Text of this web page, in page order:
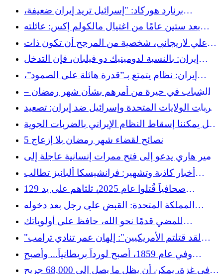
برنارد هوركاد: "إسرائيل تريد إيران ضعيفة،
بعد ستين عامًا من اغتيال مالكولم إكس: عائلته
ترفع دعوى قضائية ضد شرطة نيويورك ومكتب
التحقيقات الفيدرالي
علي لاريجاني، شخصية من المرجح أن تكون ذات
أهمية في المرحلة الانتقالية في إيران
إيران: بالنسبة لدومينيك دو فيلبان، فإن التدخل
يشكل خطر تصلب النظام وعالم الغابة
إيران: نظام يتمتع بـ”قدرة هائلة على الصمود”،
بحسب الباحث بينوا غريمار
الشباب في حيرة من أمرهم بشأن شهر رمضان –
هذه النصائح الأربع ستساعدك
ضربات الولايات المتحدة وإسرائيل ضد إيران: تصعيد
غير قانوني يهدد بفوضى إقليمية
هل يمكننا إسقاط النظام الإيراني بالضربات الجوية
وحدها؟
5 نصائح لقضاء شهر رمضان بلا إزعاج
الأمير هاري يدعو إلى فتح ممرات إنسانية عاجلة إلى
غزة
أخبار كاذبة وتشهير: فرانشيسكا ألبانيز تطالب
الدبلوماسية الفرنسية باعتذار
129 صحافياً قُتلوا عام 2025، ثلثاهم على يد
إسرائيل، بحسب منظمة أميركية غير حكومية
المملكة المتحدة: القبض على رجل بعد دخوله
المسجد بفأس أثناء صلاة التراويح
للمضي قدمًا نحو الله، حافظ على أولوياتك
مستقيمة
"لقد قتلتم الأمريكيين": إلهان عمر تنادي ترامب
وسط الكونجرس
وفي عام 1859، أصبح لورداً بريطانياً... وأصبح
مسلماً
في غزة، يمكن أن يظل ما يصل إلى 68,000 جريح